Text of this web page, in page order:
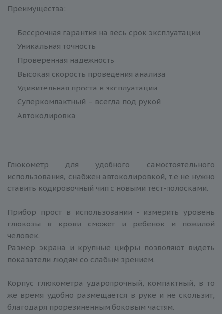
Преимущества:
Бессрочная гарантия на весь срок эксплуатации
Уникальная точность
Проверенная надёжность
Высокая скорость проведения анализа
Удивительная проста в эксплуатации
Суперкомпактный – всегда под рукой
Автокодировка
Глюкометр для удобного самостоятельного
использования, снабжен автокодировкой, т.е не нужно
ставить кодировочный чип с новыми тест-полосками.
Прибор прост в использовании - измерить уровень
глюкозы в крови сможет и ребенок и пожилой
человек.
Размер экрана и крупные цифры позволяют видеть
показатели людям со слабым зрением.
Корпус глюкометра ударопрочный, компактный, в то
же время удобно размещается в руке и не скользит,
благодаря прорезиненным боковым частям.